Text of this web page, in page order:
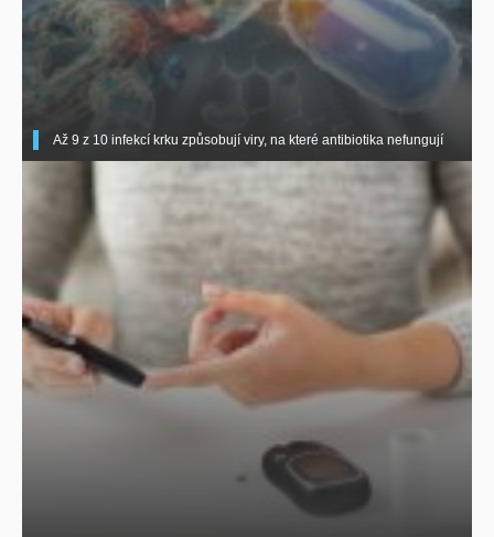
Až 9 z 10 infekcí krku způsobují viry, na které antibiotika nefungují